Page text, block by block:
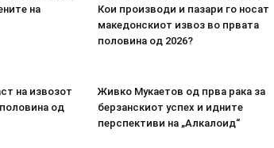
на
Кои производи и пазари го носат
македонскиот извоз во првата
половина од 2026?
на извозот
од
Живко Мукаетов од прва рака за
берзанскиот успех и идните
перспективи на „Алкалоид“